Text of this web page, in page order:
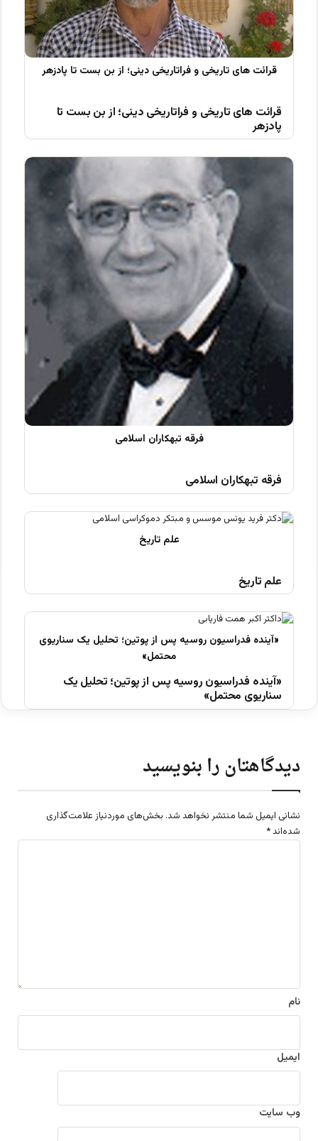
قرائت های تاریخی و فراتاریخی دینی؛ از بن بست تا
پادزهر
فرقه تبهکاران اسلامی
علم تاریخ
«آینده فدراسیون روسیه پس از پوتین؛ تحلیل یک
سناریوی محتمل»
دیدگاهتان را بنویسید
نشانی ایمیل شما منتشر نخواهد شد. بخش‌های موردنیاز علامت‌گذاری
شده‌اند *
نام
ایمیل
وب‌ سایت